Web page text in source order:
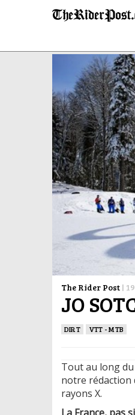
The Rider Post |
JO
DIRT VTT - MTB
Tout au long du
notre rédaction
rayons X.